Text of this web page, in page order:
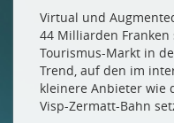
Virtual und
44 Milliarden Franken
Tourismus-Markt in
Trend, auf den im
kleinere Anbieter wie
Visp-Zermatt-Bahn